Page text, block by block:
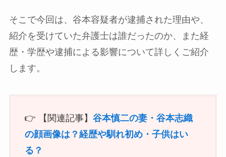
そこで今回は、谷本容疑者が逮捕された理由や、
紹介を受けていた弁護士は誰だったのか、また経
歴・学歴や逮捕による影響について詳しくご紹介
します。
👉 【関連記事】 谷本慎二の妻・谷本志織
の顔画像は？経歴や馴れ初め・子供はい
る？